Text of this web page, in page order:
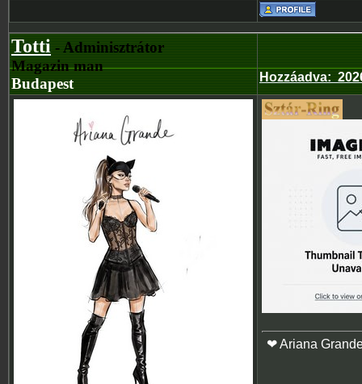
Totti- Adminisztrátor
Magazin man
Budapest
Hozzáadva:
❤ Ariana